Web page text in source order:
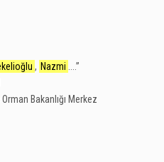
, Nazmi ....”
Orman Bakanlığı Merkez